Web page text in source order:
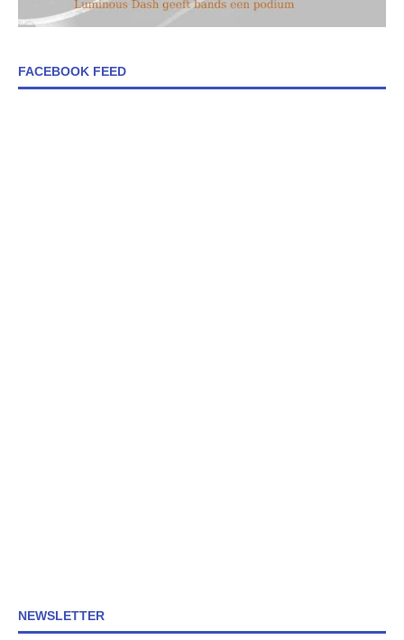
FACEBOOK FEED
NEWSLETTER